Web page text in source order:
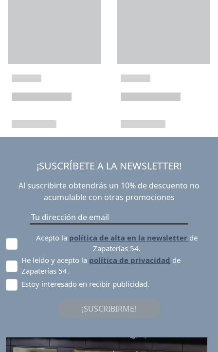
¡SUSCRÍBETE A LA NEWSLETTER!
Al suscribirte obtendrás un 10% de descuento no
acumulable con otras promociones
Acepto la política de alta en la newsletter de
Zapaterías 54.
He leído y acepto la política de privacidad de
Zapaterías 54.
Estoy interesado en recibir publicidad.
¡SUSCRIBIRME!